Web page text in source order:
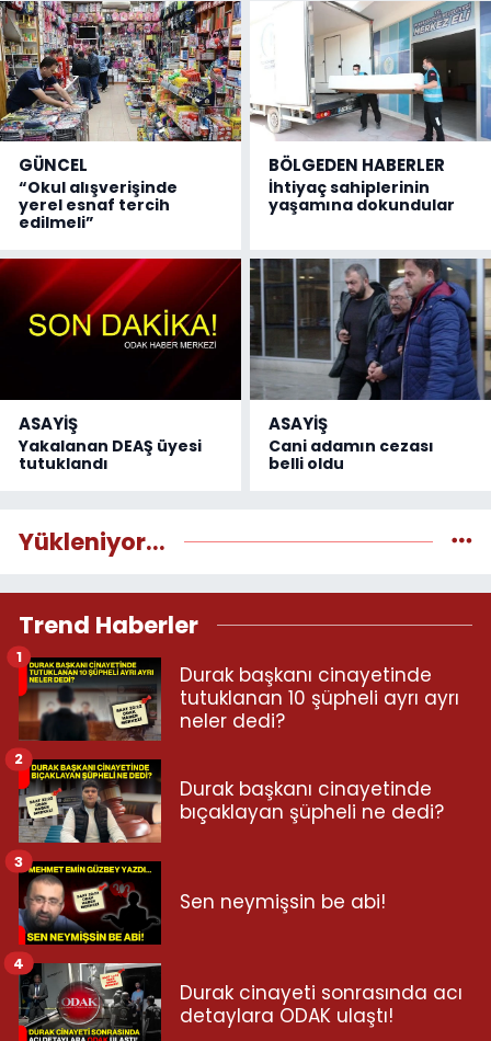
GÜNCEL
“Okul alışverişinde
yerel esnaf tercih
edilmeli”
BÖLGEDEN HABERLER
İhtiyaç sahiplerinin
yaşamına dokundular
ASAYİŞ
Yakalanan DEAŞ üyesi
tutuklandı
ASAYİŞ
Cani adamın cezası
belli oldu
Yükleniyor...
Trend Haberler
Durak başkanı cinayetinde
tutuklanan 10 şüpheli ayrı ayrı
neler dedi?
1
Durak başkanı cinayetinde
bıçaklayan şüpheli ne dedi?
2
Sen neymişsin be abi!
3
Durak cinayeti sonrasında acı
detaylara ODAK ulaştı!
4